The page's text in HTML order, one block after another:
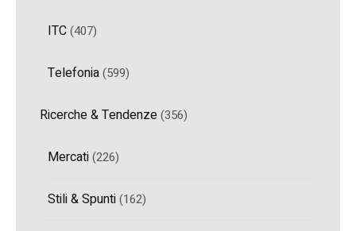
ITC(407)
Telefonia(599)
Ricerche & Tendenze(356)
Mercati(226)
Stili & Spunti(162)